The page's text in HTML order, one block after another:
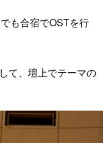
も合宿でOSTを行
て、壇上でテーマの